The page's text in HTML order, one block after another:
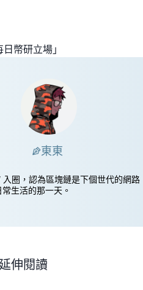
幣研立場」
東東
入圈，認為區塊鏈是下個世代的網路
生活的那一天。
延伸閱讀